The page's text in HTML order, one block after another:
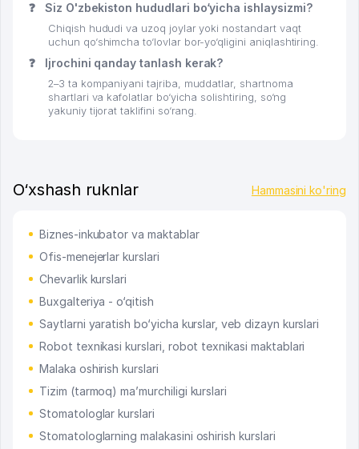
❓ Siz O'zbekiston hududlari bo‘yicha ishlaysizmi?
Chiqish hududi va uzoq joylar yoki nostandart vaqt
uchun qo‘shimcha to‘lovlar bor-yo‘qligini aniqlashtiring.
❓ Ijrochini qanday tanlash kerak?
2–3 ta kompaniyani tajriba, muddatlar, shartnoma
shartlari va kafolatlar bo‘yicha solishtiring, so‘ng
yakuniy tijorat taklifini so‘rang.
O‘xshash ruknlar Hammasini ko'ring
Biznes-inkubator va maktablar
Ofis-menejerlar kurslari
Chevarlik kurslari
Buxgalteriya - o‘qitish
Saytlarni yaratish bo‘yicha kurslar, veb dizayn kurslari
Robot texnikasi kurslari, robot texnikasi maktablari
Malaka oshirish kurslari
Tizim (tarmoq) ma’murchiligi kurslari
Stomatologlar kurslari
Stomatologlarning malakasini oshirish kurslari